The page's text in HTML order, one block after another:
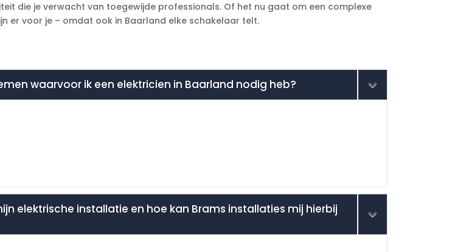
die je verwacht van toegewijde professionals. Of het nu gaat om een complexe
er voor je – omdat ook in Baarland elke schakelaar telt.
waarvoor ik een elektricien in Baarland nodig heb?
elektrische installatie en hoe kan Brams installaties mij hierbij